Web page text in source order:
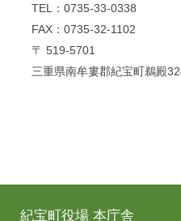
TEL：0735-33-0338
FAX：0735-32-1102
〒 519-5701
三重県南牟婁郡紀宝町鵜殿
紀宝町役場 本庁舎